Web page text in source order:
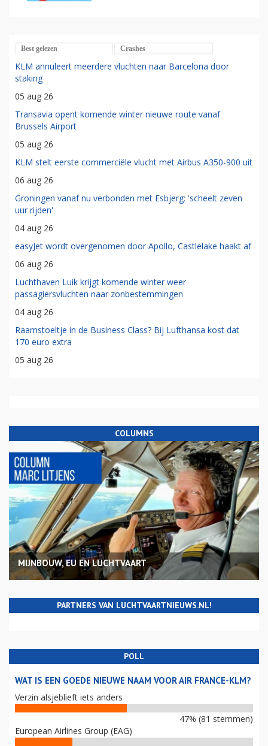
Best gelezen Crashes
KLM annuleert meerdere vluchten naar Barcelona door
staking
05 aug 26
Transavia opent komende winter nieuwe route vanaf
Brussels Airport
05 aug 26
KLM stelt eerste commerciële vlucht met Airbus A350-900 uit
06 aug 26
Groningen vanaf nu verbonden met Esbjerg: 'scheelt zeven
uur rijden'
04 aug 26
easyJet wordt overgenomen door Apollo, Castlelake haakt af
06 aug 26
Luchthaven Luik krijgt komende winter weer
passagiersvluchten naar zonbestemmingen
04 aug 26
Raamstoeltje in de Business Class? Bij Lufthansa kost dat
170 euro extra
05 aug 26
COLUMNS
MIJNBOUW, EU EN LUCHTVAART
PARTNERS VAN LUCHTVAARTNIEUWS.NL!
POLL
WAT IS EEN GOEDE NIEUWE NAAM VOOR AIR FRANCE-KLM?
Verzin alsjeblieft iets anders
47% (81 stemmen)
European Airlines Group (EAG)